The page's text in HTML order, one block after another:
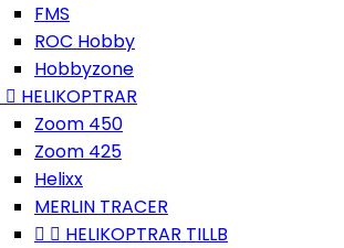
FMS
ROC Hobby
Hobbyzone
 HELIKOPTRAR
Zoom 450
Zoom 425
Helixx
MERLIN TRACER
  HELIKOPTRAR TILLB